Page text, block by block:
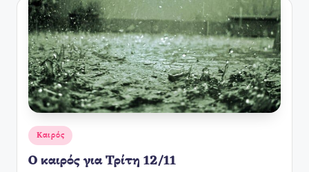
Αναρτήθηκε
Καιρός
Ο καιρός για Τρίτη 12/11